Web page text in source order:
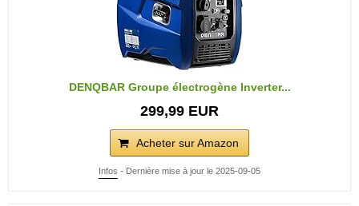
DENQBAR Groupe électrogène Inverter...
299,99 EUR
Acheter sur Amazon
Infos - Dernière mise à jour le 2025-09-05